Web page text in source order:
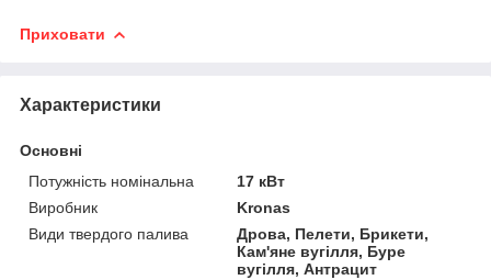
Приховати
Характеристики
Основні
Потужність номінальна
17 кВт
Виробник
Kronas
Види твердого палива
Дрова, Пелети, Брикети,
Кам'яне вугілля, Буре
вугілля, Антрацит